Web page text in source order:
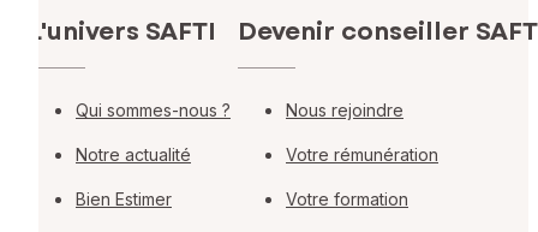
L'univers SAFTI
Qui sommes-nous ?
Notre actualité
Bien Estimer
Devenir conseiller
Nous rejoindre
Votre rémunération
Votre formation